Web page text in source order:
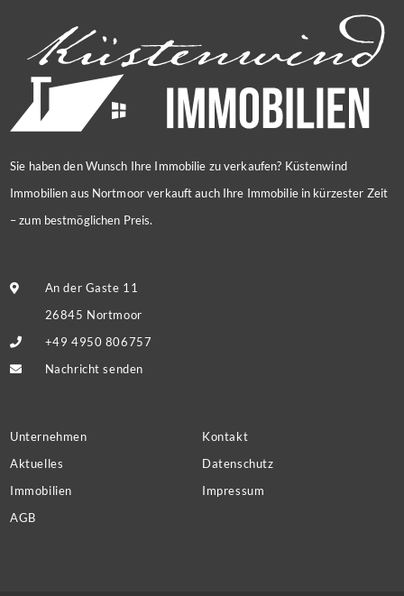
Sie haben den Wunsch Ihre Immobilie zu verkaufen? Küstenwind
Immobilien aus Nortmoor verkauft auch Ihre Immobilie in kürzester Zeit
– zum bestmöglichen Preis.
An der Gaste 11
26845 Nortmoor
+49 4950 806757
Nachricht senden
Unternehmen
Kontakt
Aktuelles
Datenschutz
Immobilien
Impressum
AGB